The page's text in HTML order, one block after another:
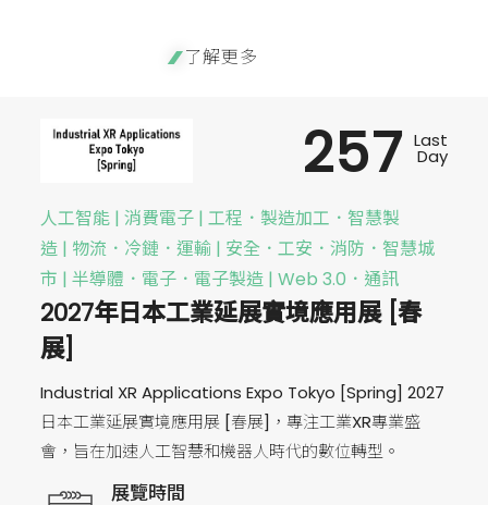
了解更多
人工智能 | 消費電子 | 工程．製造加工．智慧製
造 | 物流．冷鏈．運輸 | 安全．工安．消防．智慧城
市 | 半導體．電子．電子製造 | Web 3.0．通訊
2027年日本工業延展實境應用展 [春
展]
Industrial XR Applications Expo Tokyo [Spring] 2027
日本工業延展實境應用展 [春展]，專注工業XR專業盛
會，旨在加速人工智慧和機器人時代的數位轉型。
展覽時間
257 Last
Day